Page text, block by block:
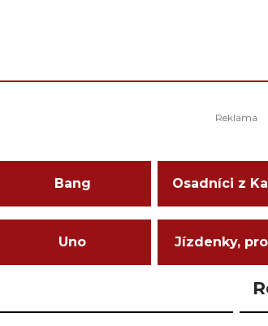
Bang Osadníci z
Uno Jízdenky,